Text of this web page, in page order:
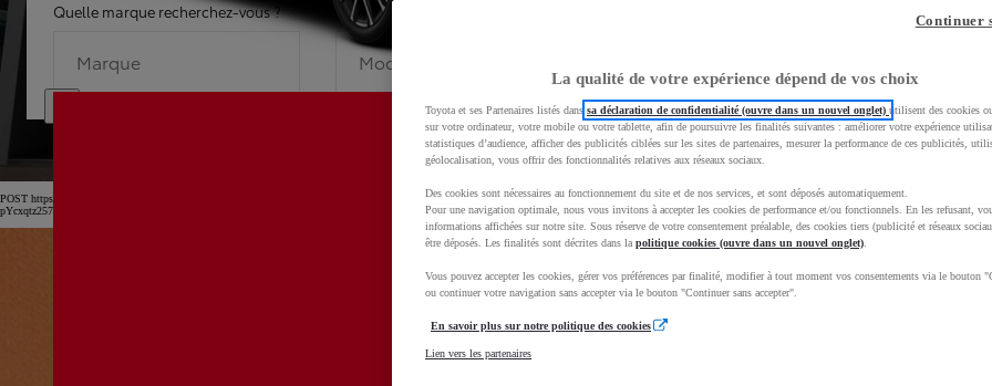
Quelle marque recherchez-vous ?
Marque
Quel modèle recherchez-vous ?
Modèle
Dans quelle
POST https://usc-webcomponents.toyota-europe.com/v1/car-filter-header/fr/fr?carFilter=used&brand=toyota&uscEnv=production&useGlobalStore=true&gclid=CjwKCAjwhNbTBhB4EiwAsFSg-
pYcxqtz257uljGAm
La qualité de votre expérience dépend de vos choix
Toyota et ses Partenaires listés dans sa déclaration de confidentialité (ouvre dans un nouvel onglet) utilisent des cookies
sur votre ordinateur, votre mobile ou votre tablette, afin de poursuivre les finalités suivantes : améliorer votre expérience
statistiques d’audience, afficher des publicités ciblées sur les sites de partenaires, mesurer la performance de ces publicités,
géolocalisation, vous offrir des fonctionnalités relatives aux réseaux sociaux.
Des cookies sont nécessaires au fonctionnement du site et de nos services, et sont déposés automatiquement.
Pour une navigation optimale, nous vous invitons à accepter les cookies de performance et/ou fonctionnels. En les refusant,
informations affichées sur notre site. Sous réserve de votre consentement préalable, des cookies tiers (publicité et réseaux
être déposés. Les finalités sont décrites dans la politique cookies (ouvre dans un nouvel onglet)
Vous pouvez accepter les cookies, gérer vos préférences par finalité, modifier à tout moment vos consentements via le bouton
ou continuer votre navigation sans accepter via le bouton "Continuer sans accepter".
En savoir plus sur notre politique des cookies
Lien vers les partenaires
Continuer